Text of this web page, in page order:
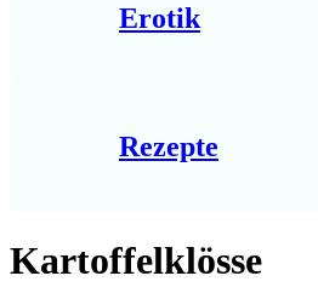
Erotik
Rezepte
Kartoffelklösse